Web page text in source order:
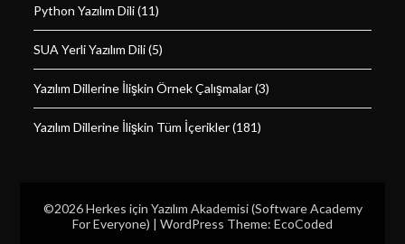
Python Yazılım Dili(11)
SUA Yerli Yazılım Dili(5)
Yazılım Dillerine İlişkin Örnek Çalışmalar(3)
Yazılım Dillerine İlişkin Tüm İçerikler(181)
©2026 Herkes için Yazılım Akademisi (Software Academy
For Everyone) | WordPress Theme: EcoCoded